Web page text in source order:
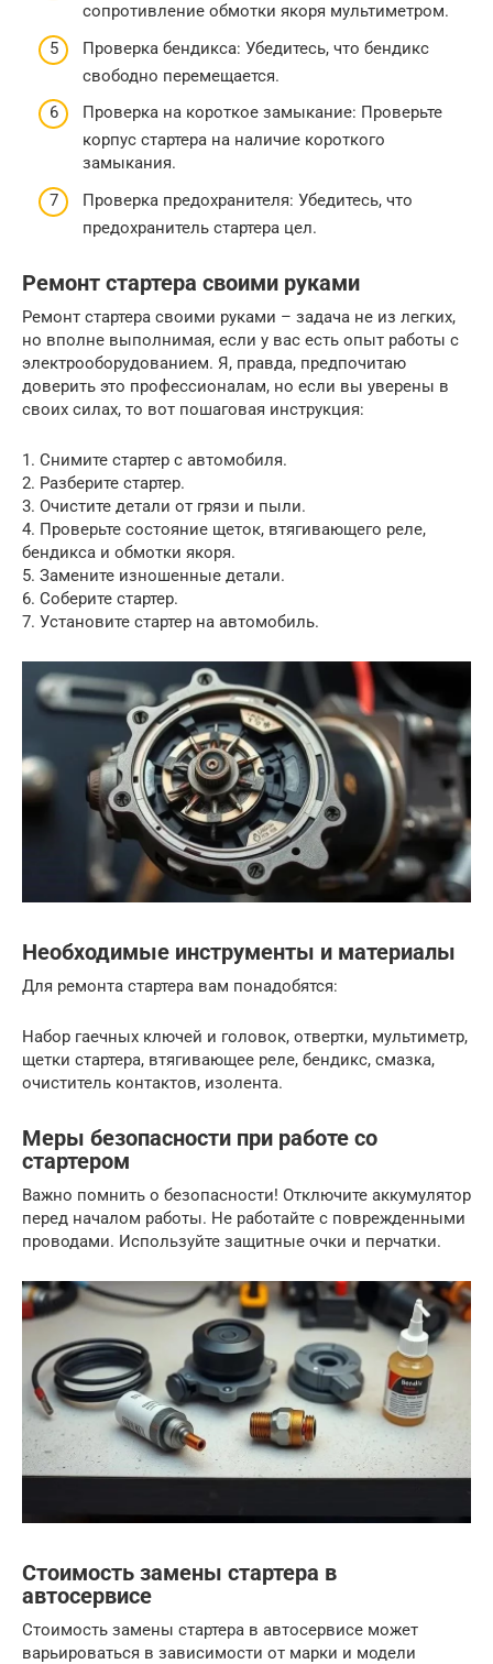
сопротивление обмотки якоря мультиметром.
Проверка бендикса: Убедитесь, что бендикс
свободно перемещается.
Проверка на короткое замыкание: Проверьте
корпус стартера на наличие короткого
замыкания.
Проверка предохранителя: Убедитесь, что
предохранитель стартера цел.
Ремонт стартера своими руками
Ремонт стартера своими руками – задача не из легких,
но вполне выполнимая, если у вас есть опыт работы с
электрооборудованием. Я, правда, предпочитаю
доверить это профессионалам, но если вы уверены в
своих силах, то вот пошаговая инструкция:
1. Снимите стартер с автомобиля.
2. Разберите стартер.
3. Очистите детали от грязи и пыли.
4. Проверьте состояние щеток, втягивающего реле,
бендикса и обмотки якоря.
5. Замените изношенные детали.
6. Соберите стартер.
7. Установите стартер на автомобиль.
Необходимые инструменты и материалы
Для ремонта стартера вам понадобятся:
Набор гаечных ключей и головок, отвертки, мультиметр,
щетки стартера, втягивающее реле, бендикс, смазка,
очиститель контактов, изолента.
Меры безопасности при работе со
стартером
Важно помнить о безопасности! Отключите аккумулятор
перед началом работы. Не работайте с поврежденными
проводами. Используйте защитные очки и перчатки.
Стоимость замены стартера в
автосервисе
Стоимость замены стартера в автосервисе может
варьироваться в зависимости от марки и модели